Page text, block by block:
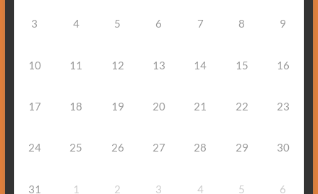
3 4 5 6 7 8 9
10 11 12 13 14 15 16
17 18 19 20 21 22 23
24 25 26 27 28 29 30
31 1 2 3 4 5 6